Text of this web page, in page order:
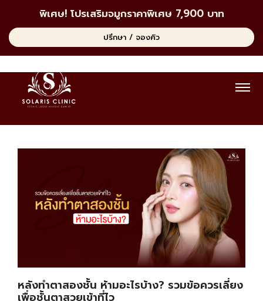
พิเศษ! โปรเสริมจมูกราคาพิเศษ 7,900 บาท
ปรึกษา / จองคิว
หลังทำตาสองชั้น ห้ามอะไรบ้าง? รวมข้อควรเลี่ยง
เพื่อชั้นตาสวยเข้าที่ไว